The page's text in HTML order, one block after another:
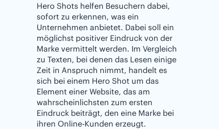
Hero Shots helfen Besuchern dabei,
sofort zu erkennen, was ein
Unternehmen anbietet. Dabei soll ein
möglichst positiver Eindruck von der
Marke vermittelt werden. Im Vergleich
zu Texten, bei denen das Lesen einige
Zeit in Anspruch nimmt, handelt es
sich bei einem Hero Shot um das
Element einer Website, das am
wahrscheinlichsten zum ersten
Eindruck beiträgt, den eine Marke bei
ihren Online-Kunden erzeugt.